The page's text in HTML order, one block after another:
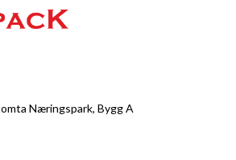
Næringspark, Bygg A